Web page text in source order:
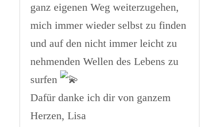
ganz eigenen Weg weiterzugehen,
mich immer wieder selbst zu finden
und auf den nicht immer leicht zu
nehmenden Wellen des Lebens zu
surfen
Dafür danke ich dir von ganzem
Herzen, Lisa